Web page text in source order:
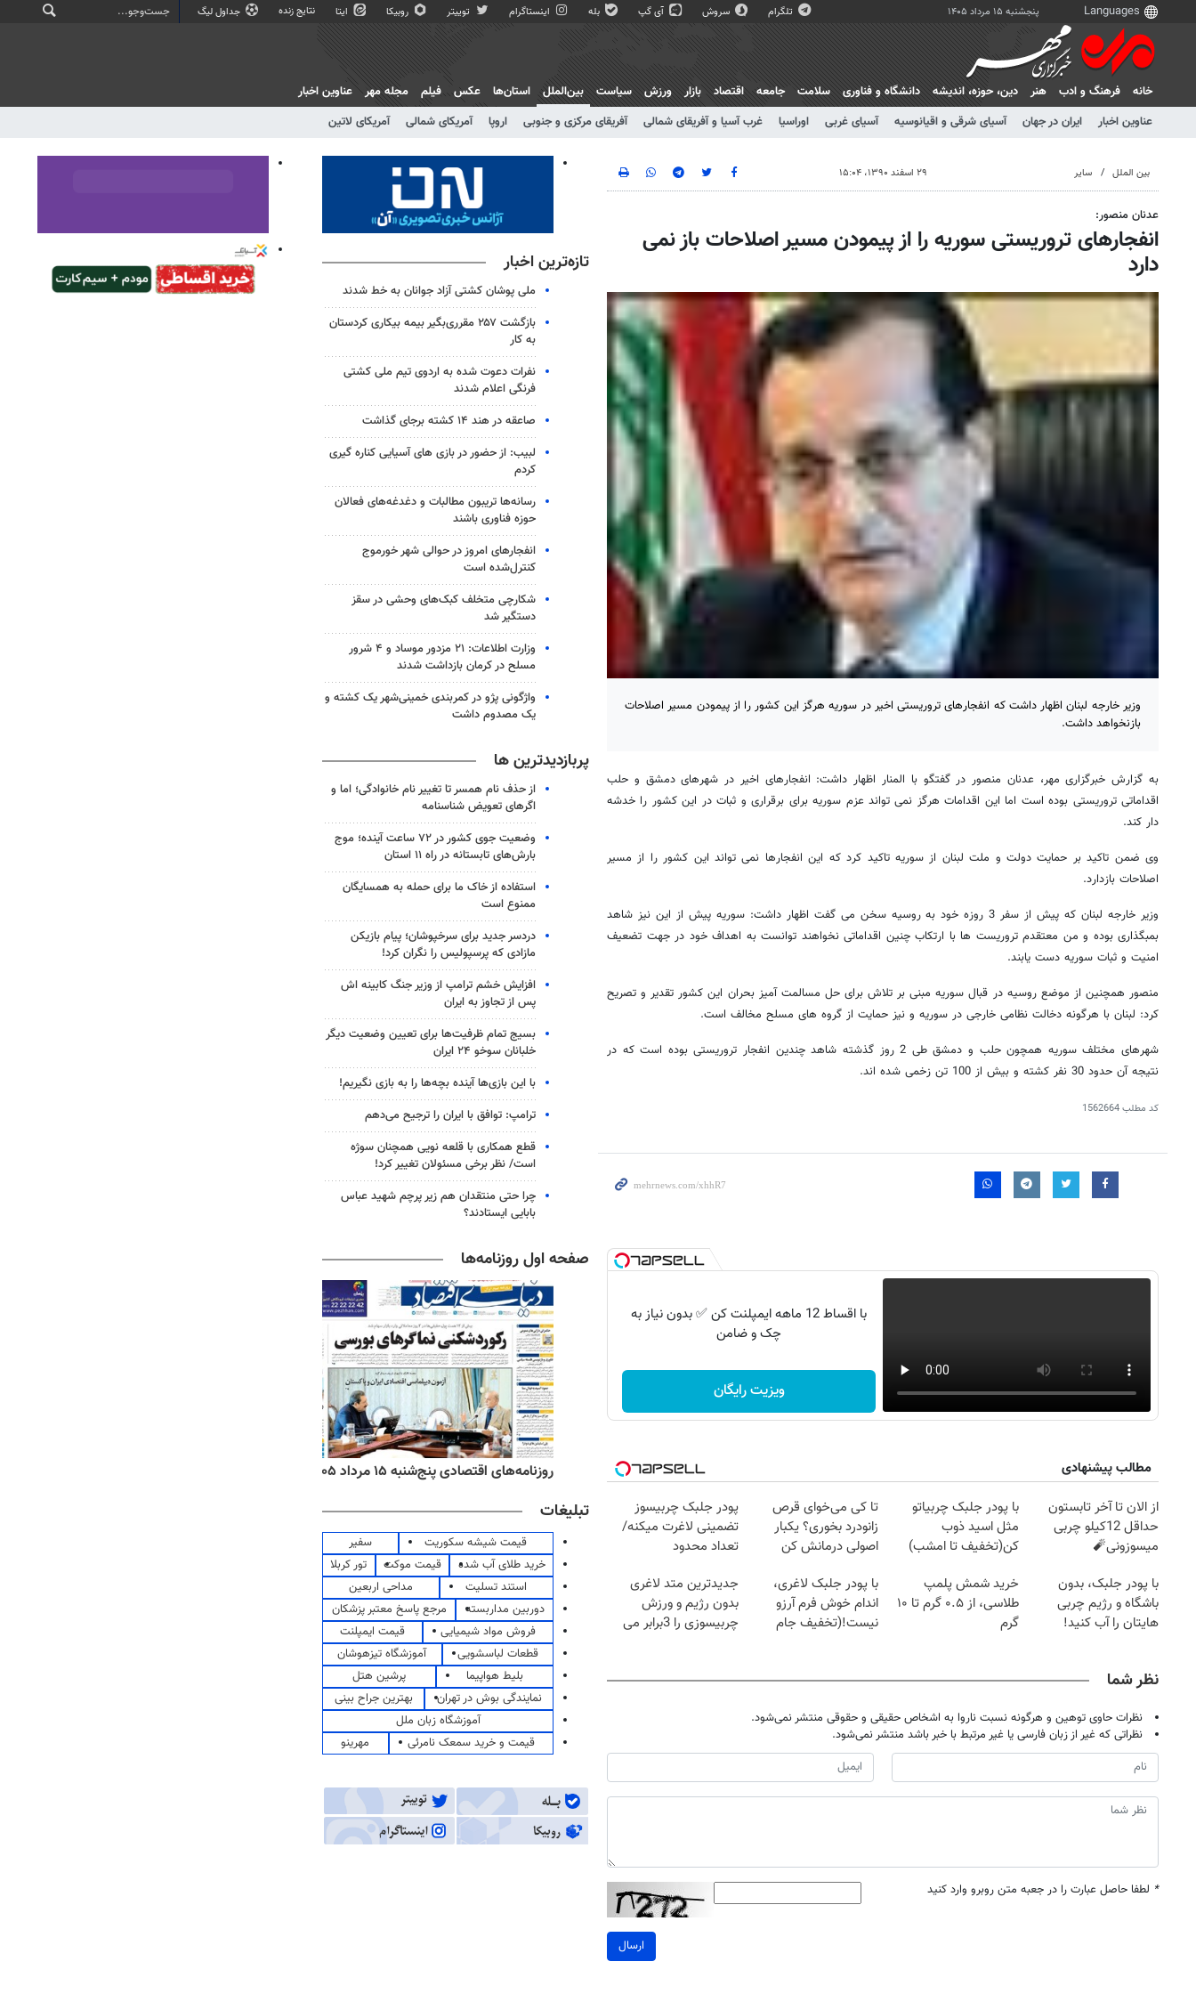
پنجشنبه ۱۵ مرداد ۱۴۰۵ تلگرام سروش آی گپ بله اینستاگرام توییتر روبیکا ایتا نتایج زنده جداول لیگ
خانه فرهنگ و ادب هنر دين، حوزه، انديشه دانشگاه و فناوری سلامت جامعه اقتصاد بازار ورزش سیاست
بین‌الملل
عناوین اخبار
ایران در جهان آسیای شرقی و اقیانوسیه آسیای غربی اوراسیا غرب آسیا و آفریقای شمالی آفریقای مرکزی و جنوبی اروپا آمریکای شمالی آمریکای لاتین
استان‌ها عکس فیلم مجله مهر عناوین اخبار
بین الملل سایر ۲۹ اسفند ۱۳۹۰، ۱۵:۰۴
عدنان منصور:
انفجارهای تروریستی سوریه را از پیمودن مسیر اصلاحات باز نمی
دارد
وزیر خارجه لبنان اظهار داشت که انفجارهای تروریستی اخیر در سوریه هرگز این کشور را از پیمودن مسیر اصلاحات
بازنخواهد داشت.
به گزارش خبرگزاری مهر، عدنان منصور در گفتگو با المنار اظهار داشت: انفجارهای اخیر در شهرهای دمشق و حلب
اقداماتی تروریستی بوده است اما این اقدامات هرگز نمی تواند عزم سوریه برای برقراری و ثبات در این کشور را خدشه
دار کند.
وی ضمن تاکید بر حمایت دولت و ملت لبنان از سوریه تاکید کرد که این انفجارها نمی تواند این کشور را از مسیر
اصلاحات بازدارد.
وزیر خارجه لبنان که پیش از سفر 3 روزه خود به روسیه سخن می گفت اظهار داشت: سوریه پیش از این نیز شاهد
بمبگذاری بوده و من معتقدم تروریست ها با ارتکاب چنین اقداماتی نخواهند توانست به اهداف خود در جهت تضعیف
امنیت و ثبات سوریه دست یابند.
منصور همچنین از موضع روسیه در قبال سوریه مبنی بر تلاش برای حل مسالمت آمیز بحران این کشور تقدیر و تصریح
کرد: لبنان با هرگونه دخالت نظامی خارجی در سوریه و نیز حمایت از گروه های مسلح مخالف است.
شهرهای مختلف سوریه همچون حلب و دمشق طی 2 روز گذشته شاهد چندین انفجار تروریستی بوده است که در
نتیجه آن حدود 30 نفر کشته و بیش از 100 تن زخمی شده اند.
کد مطلب1562664
با اقساط 12 ماهه ایمپلنت کن ✅ بدون نیاز به
چک و ضامن
ویزیت رایگان
مطالب پیشنهادی
از الان تا آخر تابستون
حداقل 12کیلو چربی
میسوزونی🧨
با پودر جلبک چربیاتو
مثل اسید ذوب
کن(تخفیف تا امشب)
تا کی می‌خوای قرص
زانودرد بخوری؟ یکبار
اصولی درمانش کن
پودر جلبک چربیسوز
تضمینی لاغرت میکنه/
تعداد محدود
با پودر جلبک، بدون
باشگاه و رژیم چربی
هایتان را آب کنید!
خرید شمش پلمپ
طلاسی، از ۰.۵ گرم تا ۱۰
گرم
با پودر جلبک لاغری،
اندام خوش فرم آرزو
نیست!(تخفیف جام
جدیدترین متد لاغری
بدون رژیم و ورزش
چربیسوزی را 3برابر می
نظر شما
نظرات حاوی توهین و هرگونه نسبت ناروا به اشخاص حقیقی و حقوقی منتشر نمی‌شود.
نظراتی که غیر از زبان فارسی یا غیر مرتبط با خبر باشد منتشر نمی‌شود.
* لطفا حاصل عبارت را در جعبه متن روبرو وارد کنید
ارسال
تازه‌ترین اخبار
ملی پوشان کشتی آزاد جوانان به خط شدند
بازگشت ۲۵۷ مقرری‌بگیر بیمه بیکاری کردستان
به کار
نفرات دعوت شده به اردوی تیم ملی کشتی
فرنگی اعلام شدند
صاعقه در هند ۱۴ کشته برجای گذاشت
لبیب: از حضور در بازی های آسیایی کناره گیری
کردم
رسانه‌ها تریبون مطالبات و دغدغه‌های فعالان
حوزه فناوری باشند
انفجارهای امروز در حوالی شهر خورموج
کنترل‌شده است
شکارچی متخلف کبک‌های وحشی در سقز
دستگیر شد
وزارت اطلاعات: ۲۱ مزدور موساد و ۴ شرور
مسلح در کرمان بازداشت شدند
واژگونی پژو در کمربندی خمینی‌شهر یک کشته و
یک مصدوم داشت
پربازدیدترین ها
از حذف نام همسر تا تغییر نام خانوادگی؛ اما و
اگرهای تعویض شناسنامه
وضعیت جوی کشور در ۷۲ ساعت آینده؛ موج
بارش‌های تابستانه در راه ۱۱ استان
استفاده از خاک ما برای حمله به همسایگان
ممنوع است
دردسر جدید برای سرخپوشان؛ پیام بازیکن
مازادی که پرسپولیس را نگران کرد!
افزایش خشم ترامپ از وزیر جنگ کابینه اش
پس از تجاوز به ایران
بسیج تمام ظرفیت‌ها برای تعیین وضعیت دیگر
خلبانان سوخو ۲۴ ایران
با این بازی‌ها آینده بچه‌ها را به بازی نگیریم!
ترامپ: توافق با ایران را ترجیح می‌دهم
قطع همکاری با قلعه نویی همچنان سوژه
است/ نظر برخی مسئولان تغییر کرد!
چرا حتی منتقدان هم زیر پرچم شهید عباس
بابایی ایستادند؟
صفحه اول روزنامه‌ها
روزنامه‌های اقتصادی چهارشنبه ۱۴ مرداد ۱۴۰۵ روزنامه‌های ورزشی پنج‌شنبه ۱۵ مرداد ۱۴۰۵ روزنامه‌های اقتصادی پنج‌شنبه ۱۵ مرداد ۱۴۰۵
تبلیغات
قیمت شیشه سکوریت
سفیر
خرید طلای آب شده
قیمت موکت
تور کربلا
استند تسلیت
مداحی اربعین
دوربین مداربسته
مرجع پاسخ معتبر پزشکان
فروش مواد شیمیایی
قیمت ایمپلنت
قطعات لباسشویی
آموزشگاه تیزهوشان
بلیط هواپیما
پرشین هتل
نمایندگی بوش در تهران
بهترین جراح بینی
آموزشگاه زبان ملل
قیمت و خرید سمعک نامرئی
مهرینو